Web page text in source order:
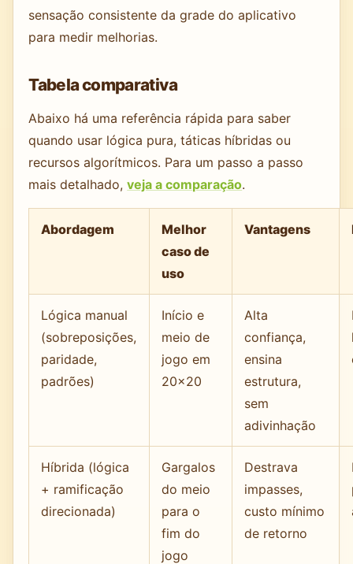
sensação consistente da grade do aplicativo
para medir melhorias.
Tabela comparativa
Abaixo há uma referência rápida para saber
quando usar lógica pura, táticas híbridas ou
recursos algorítmicos. Para um passo a passo
mais detalhado,veja a comparação.
Abordagem
Melhor
caso de
uso
Vantagens
Lógica manual
(sobreposições,
paridade,
padrões)
Início e
meio de
jogo em
20x20
Alta
confiança,
ensina
estrutura,
sem
adivinhação
Híbrida (lógica
+ ramificação
direcionada)
Gargalos
do meio
para o
fim do
jogo
Destrava
impasses,
custo mínimo
de retorno